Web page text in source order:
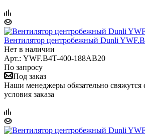
Вентилятор центробежный Dunli
Нет в наличии
Арт.: YWF.B4T-400-188AB20
По запросу
Под заказ
Наши менеджеры обязательно свяжутся
условия заказа